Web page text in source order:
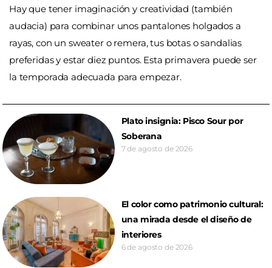
Hay que tener imaginación y creatividad (también
audacia) para combinar unos pantalones holgados a
rayas, con un sweater o remera, tus botas o sandalias
preferidas y estar diez puntos. Esta primavera puede ser
la temporada adecuada para empezar.
Plato insignia: Pisco Sour por
Soberana
7 de agosto de 2026
El color como patrimonio cultural:
una mirada desde el diseño de
interiores
6 de agosto de 2026